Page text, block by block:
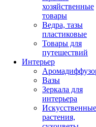
хозяйственные
товары
Ведра, тазы
пластиковые
Товары для
путешествий
Интерьер
Вазы
Зеркала для
интерьера
Искусственные
растения,